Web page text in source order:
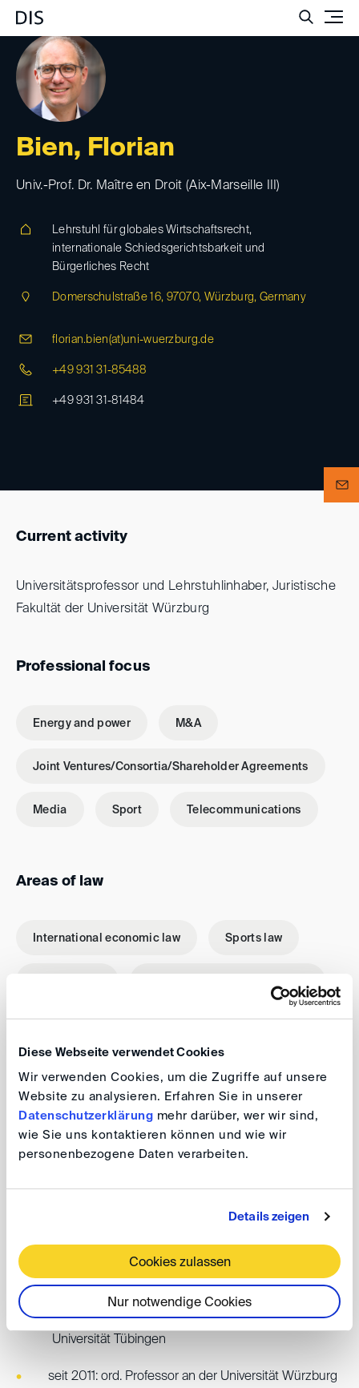
Diese Webseite verwendet Cookies
Wir verwenden Cookies, um die Zugriffe auf unsere
Website zu analysieren. Erfahren Sie in unserer
Datenschutzerklärung mehr darüber, wer wir sind,
wie Sie uns kontaktieren können und wie wir
personenbezogene Daten verarbeiten.
Details zeigen
Cookies zulassen
Nur notwendige Cookies
Bien, Florian
Univ.-Prof. Dr. Maître en Droit (Aix-Marseille III)
Lehrstuhl für globales Wirtschaftsrecht,
internationale Schiedsgerichtsbarkeit und
Bürgerliches Recht
Domerschulstraße 16, 97070, Würzburg, Germany
florian.bien(at)uni-wuerzburg.de
+49 931 31-85488
+49 931 31-81484
Current activity
Universitätsprofessor und Lehrstuhlinhaber, Juristische
Fakultät der Universität Würzburg
Professional focus
Energy and power M&A
Joint Ventures/Consortia/Shareholder Agreements
Media Sport Telecommunications
Areas of law
International economic law Sports law
My career
Studium an den Universitäten Tübingen und Aix-
Marseille III (Maîtrise en droit)
Rechtsreferendariat in Tübingen, Stuttgart und
Promotion an der Universität Tübingen
Universitätsdozent (Maître de conférences associé)
an der Université Paris 1 Panthéon-Sorbonne
Akademischer Rat a. Z. und Habilitation an der
Universität Tübingen
seit 2011: ord. Professor an der Universität Würzburg